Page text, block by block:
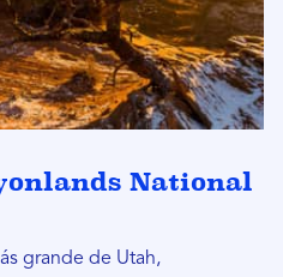
National
grande de Utah,